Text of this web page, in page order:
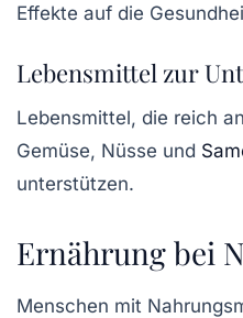
Effekte auf die
Lebensmittel zur
Lebensmittel, die reich
Gemüse, Nüsse und
unterstützen.
Ernährung bei
Menschen mit